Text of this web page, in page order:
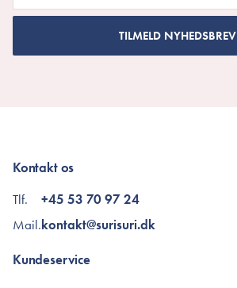
TILMELD NYHEDSBREV
Kontakt os
Tlf.
Mail.
+45 53 70 97 24
kontakt@surisuri.dk
Kundeservice